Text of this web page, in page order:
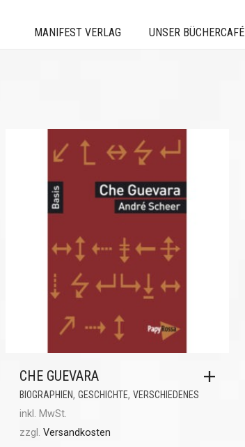
MANIFEST VERLAG UNSER BÜCHERCAFÉ
CHE GUEVARA
BIOGRAPHIEN, GESCHICHTE, VERSCHIEDENES
inkl. MwSt.
zzgl. Versandkosten